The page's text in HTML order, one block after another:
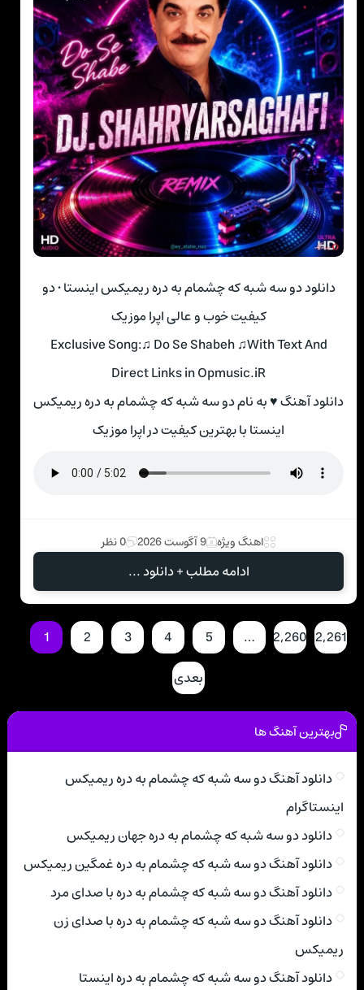
دانلود دو سه شبه که چشمام به دره ریمیکس اینستا • دو
کیفیت خوب و عالی اپرا موزیک
Exclusive Song:♫ Do Se Shabeh ♫With Text And
Direct Links in Opmusic.iR
دانلود آهنگ ♥ به نام دو سه شبه که چشمام به دره ریمیکس
اینستا با بهترین کیفیت در اپرا موزیک
اهنگ ویژه 9 آگوست 2026 0 نظر
ادامه مطلب + دانلود ...
1 2 3 4 5 … 2,260 2,261
بعدی
بهترین آهنگ ها
دانلود آهنگ دو سه شبه که چشمام به دره ریمیکس
اینستاگرام
دانلود دو سه شبه که چشمام به دره جهان ریمیکس
دانلود آهنگ دو سه شبه که چشمام به دره غمگین ریمیکس
دانلود آهنگ دو سه شبه که چشمام به دره با صدای مرد
دانلود آهنگ دو سه شبه که چشمام به دره با صدای زن
ریمیکس
دانلود آهنگ دو سه شبه که چشمام به دره اینستا